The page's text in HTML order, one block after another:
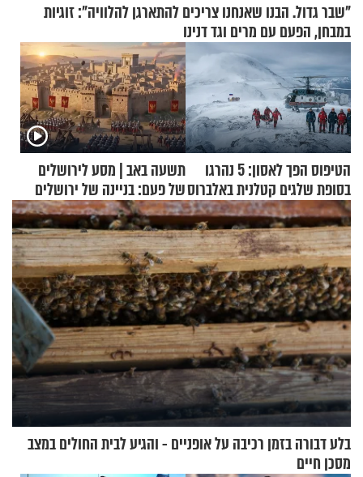
"שבר גדול. הבנו שאנחנו צריכים להתארגן להלוויה": זוגיות
במבחן, הפעם עם מרים וגד דנינו
הטיפוס הפך לאסון: 5 נהרגו
בסופת שלגים קטלנית באלברוס
תשעה באב | מסע לירושלים
של פעם: בניינה של ירושלים
בלע דבורה בזמן רכיבה על אופניים - והגיע לבית החולים במצב
מסכן חיים